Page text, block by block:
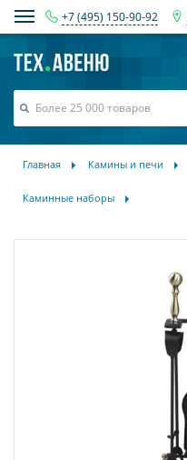
+7 (495) 150-90-92
Главная Камины и печи
Каминные наборы